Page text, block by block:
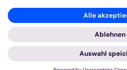
www.bistum-
2026 © Bistum Aachen
Datenschutzerklärung